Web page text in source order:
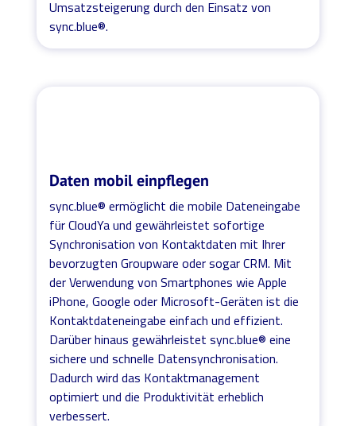
Umsatzsteigerung durch den Einsatz von
sync.blue®.
Daten mobil einpflegen
sync.blue® ermöglicht die mobile Dateneingabe
für CloudYa und gewährleistet sofortige
Synchronisation von Kontaktdaten mit Ihrer
bevorzugten Groupware oder sogar CRM. Mit
der Verwendung von Smartphones wie Apple
iPhone, Google oder Microsoft-Geräten ist die
Kontaktdateneingabe einfach und effizient.
Darüber hinaus gewährleistet sync.blue® eine
sichere und schnelle Datensynchronisation.
Dadurch wird das Kontaktmanagement
optimiert und die Produktivität erheblich
verbessert.